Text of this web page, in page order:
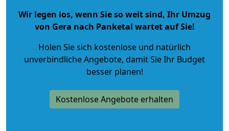
Wir legen los, wenn Sie so weit sind, Ihr Umzug
von Gera nach Panketal wartet auf Sie!
Holen Sie sich kostenlose und natürlich
unverbindliche Angebote, damit Sie Ihr Budget
besser planen!
Kostenlose Angebote erhalten